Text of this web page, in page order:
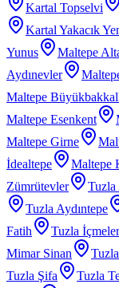
Kartal Topselvi
Kartal Yakacık
Yunus
Maltepe
Aydınevler
Maltepe
Maltepe Esenkent
Maltepe Girne
İdealtepe
Maltepe
Zümrütevler
Tuzla
Tuzla Aydıntepe
Fatih
Tuzla İçmeler
Mimar Sinan
Tuzla Şifa
Tuzla